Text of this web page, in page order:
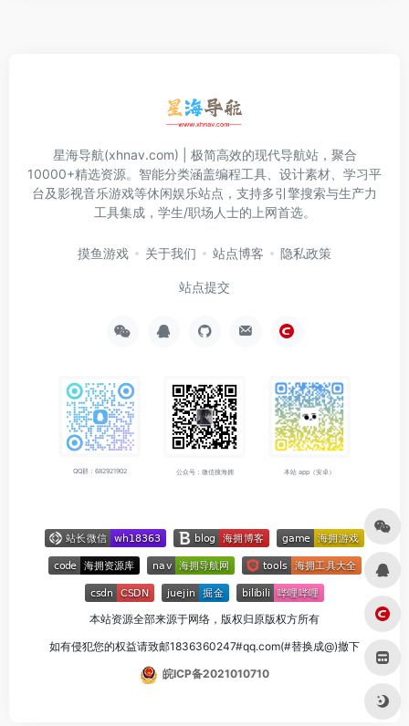
星海导航(xhnav.com) | 极简高效的现代导航站，聚合
10000+精选资源。智能分类涵盖编程工具、设计素材、学习平
台及影视音乐游戏等休闲娱乐站点，支持多引擎搜索与生产力
工具集成，学生/职场人士的上网首选。
摸鱼游戏 关于我们 站点博客 隐私政策
站点提交
QQ群：682921902 公众号：微信搜海拥 本站 app（安卓）
本站资源全部来源于网络，版权归原版权方所有
如有侵犯您的权益请致邮1836360247#qq.com(#替换成@)撤下
皖ICP备2021010710